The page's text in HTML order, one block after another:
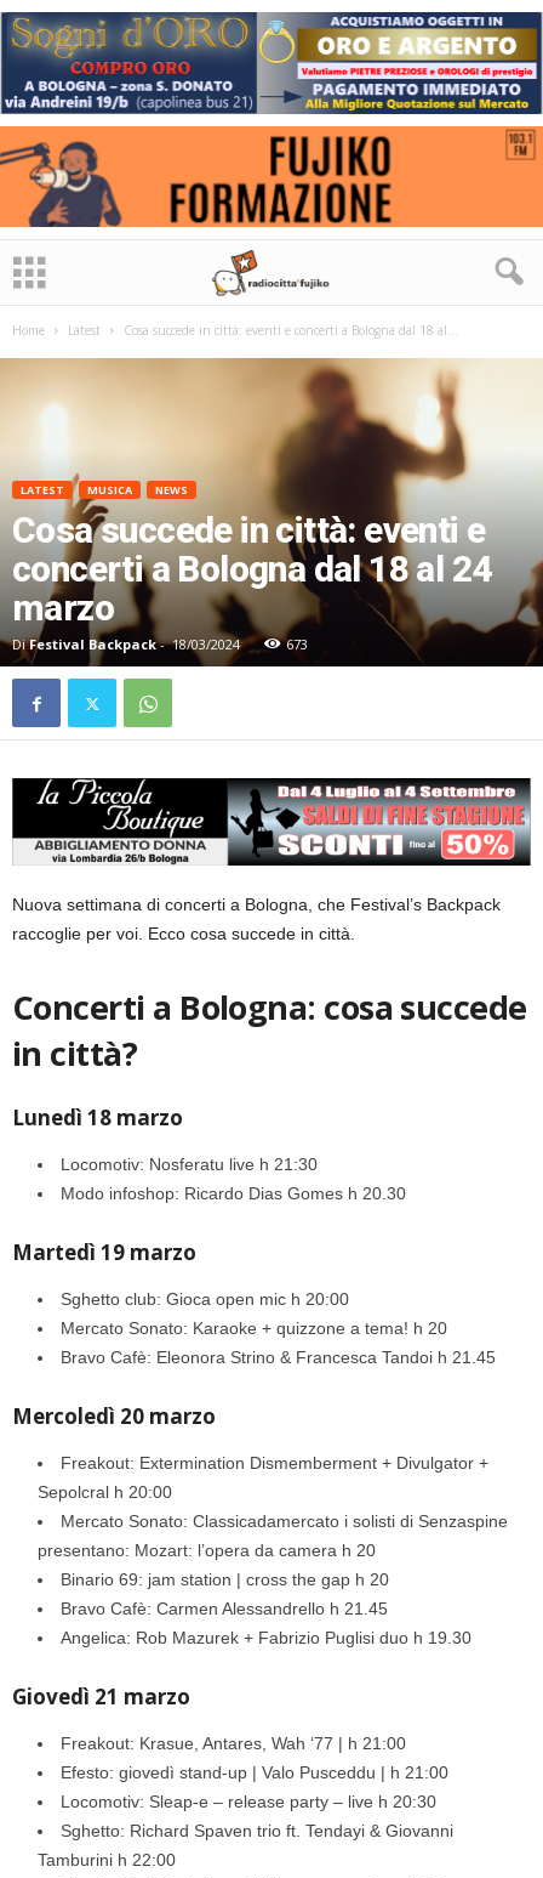
Home Latest Cosa succede in città: eventi e concerti a Bologna dal 18 al...
LATEST MUSICA NEWS
Cosa succede in città: eventi e
concerti a Bologna dal 18 al 24
marzo
Di Festival Backpack- 18/03/2024 673
Nuova settimana di concerti a Bologna, che Festival’s Backpack
raccoglie per voi. Ecco cosa succede in città.
Concerti a Bologna: cosa succede
in città?
Lunedì 18 marzo
Locomotiv: Nosferatu live h 21:30
Modo infoshop: Ricardo Dias Gomes h 20.30
Martedì 19 marzo
Sghetto club: Gioca open mic h 20:00
Mercato Sonato: Karaoke + quizzone a tema! h 20
Bravo Cafè: Eleonora Strino & Francesca Tandoi h 21.45
Mercoledì 20 marzo
Freakout: Extermination Dismemberment + Divulgator +
Sepolcral h 20:00
Mercato Sonato: Classicadamercato ‍i solisti di Senzaspine
presentano: Mozart: l’opera da camera h 20
Binario 69: jam station | cross the gap h 20
Bravo Cafè: Carmen Alessandrello h 21.45
Angelica: Rob Mazurek + Fabrizio Puglisi duo h 19.30
Giovedì 21 marzo
Freakout: Krasue, Antares, Wah ‘77 | h 21:00
Efesto: giovedì stand-up | Valo Pusceddu | h 21:00
Locomotiv: Sleap-e – release party – live h 20:30
Sghetto: Richard Spaven trio ft. Tendayi & Giovanni
Tamburini h 22:00